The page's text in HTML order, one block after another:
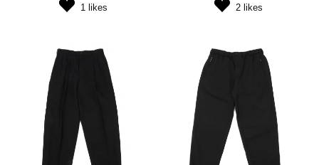
1 likes 2 likes